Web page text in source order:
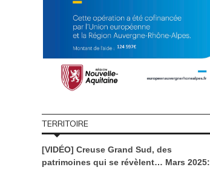
TERRITOIRE
[VIDÉO] Creuse Grand Sud, des
patrimoines qui se révèlent… Mars 2025: